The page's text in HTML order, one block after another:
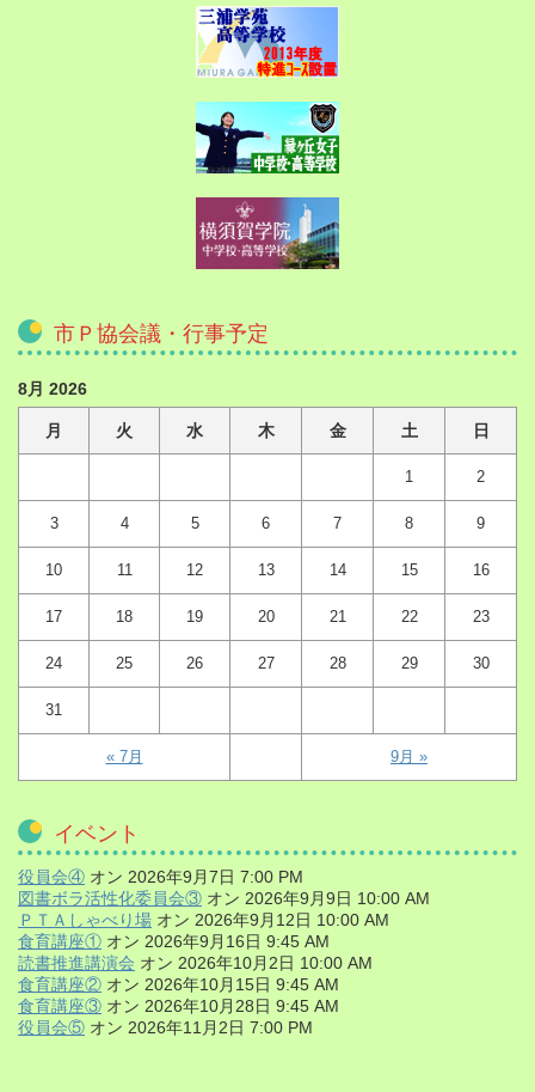
市Ｐ協会議・行事予定
8月 2026
月 火 水 木 金 土 日
1 2
3 4 5 6 7 8 9
10 11 12 13 14 15 16
17 18 19 20 21 22 23
24 25 26 27 28 29 30
31
« 7月 9月 »
イベント
役員会④ オン 2026年9月7日 7:00 PM
図書ボラ活性化委員会③ オン 2026年9月9日 10:00 AM
ＰＴＡしゃべり場 オン 2026年9月12日 10:00 AM
食育講座① オン 2026年9月16日 9:45 AM
読書推進講演会 オン 2026年10月2日 10:00 AM
食育講座② オン 2026年10月15日 9:45 AM
食育講座③ オン 2026年10月28日 9:45 AM
役員会⑤ オン 2026年11月2日 7:00 PM